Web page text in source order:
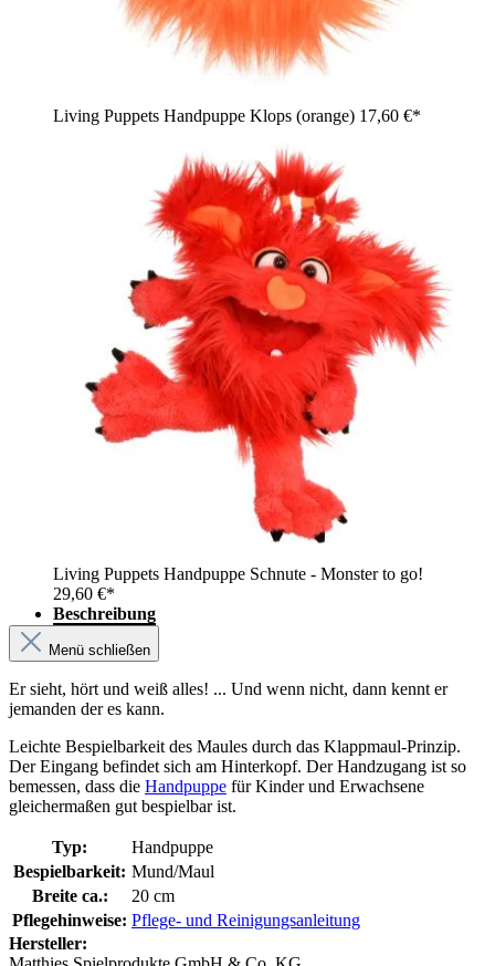
Living Puppets Handpuppe Klops (orange) 17,60 €*
Living Puppets Handpuppe Schnute - Monster to go!
29,60 €*
Beschreibung
Menü schließen
Er sieht, hört und weiß alles! ... Und wenn nicht, dann kennt er
jemanden der es kann.
Leichte Bespielbarkeit des Maules durch das Klappmaul-Prinzip.
Der Eingang befindet sich am Hinterkopf. Der Handzugang ist so
bemessen, dass die Handpuppe für Kinder und Erwachsene
gleichermaßen gut bespielbar ist.
Typ:
Handpuppe
Bespielbarkeit: Mund/Maul
Breite ca.:
20 cm
Pflegehinweise: Pflege- und Reinigungsanleitung
Hersteller: